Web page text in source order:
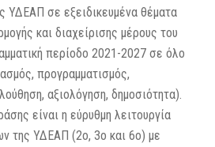
ΥΔΕΑΠ σε εξειδικευμένα θέματα
και διαχείρισης μέρους του
περίοδο 2021-2027 σε όλο
προγραμματισμός,
αξιολόγηση, δημοσιότητα).
είναι η εύρυθμη λειτουργία
της ΥΔΕΑΠ (2ο, 3ο και 6ο) με